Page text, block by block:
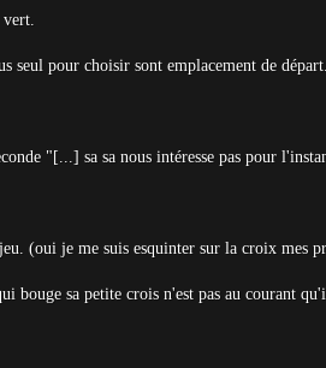
vert.
seul pour choisir sont emplacement de départ.
"[...] sa sa nous intéresse pas pour
(oui je me suis esquinter sur la croix mes
sa petite crois n'est pas au courant